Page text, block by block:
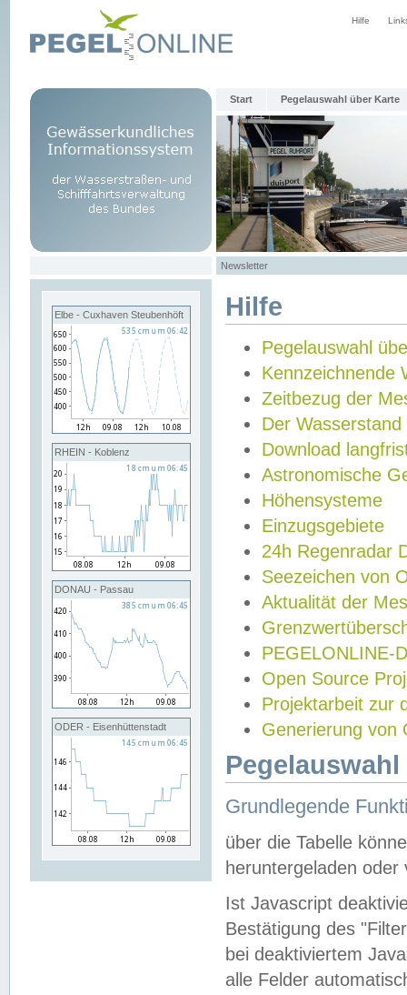
Hilfe
Start Pegelauswahl über Karte
Newsletter
Elbe - Cuxhaven Steubenhöft
RHEIN - Koblenz
DONAU - Passau
ODER - Eisenhüttenstadt
Hilfe
Pegelauswahl
Kennzeichnende
Zeitbezug der
Der Wasserstand
Download
Astronomische
Höhensysteme
Einzugsgebiete
24h Regenradar
Seezeichen von
Aktualität der
PEGELONLINE-
Open Source
Projektarbeit zur
Generierung von
Grundlegende
über die Tabelle
heruntergeladen oder
Ist Javascript
Bestätigung des
bei deaktiviertem
alle Felder